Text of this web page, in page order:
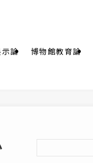
論 博物館教育論